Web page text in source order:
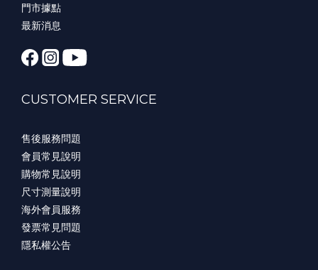
門市據點
最新消息
CUSTOMER SERVICE
售後服務問題
會員常見說明
購物常見說明
尺寸測量說明
海外會員服務
發票常見問題
隱私權公告